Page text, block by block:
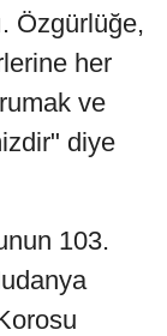
Özgürlüğe,
her
ve
diye
103.